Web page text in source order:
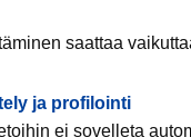
saattaa
ja profilointi
ei sovelleta